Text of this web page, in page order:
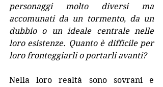
personaggi molto diversi ma
accomunati da un tormento, da un
dubbio o un ideale centrale nelle
loro esistenze. Quanto è difficile per
loro fronteggiarli o portarli avanti?
Nella loro realtà sono sovrani e